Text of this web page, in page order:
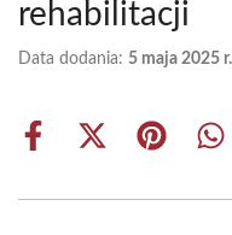
rehabilitacji
Data dodania: 5 maja 2025 r.
Share
Share
(Twitter)
Share